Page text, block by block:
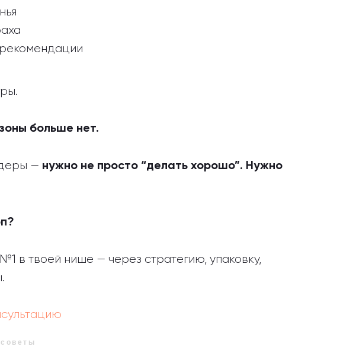
больше нет.
— нужно не просто “делать хорошо”. Нужно
в твоей нише — через стратегию, упаковку,